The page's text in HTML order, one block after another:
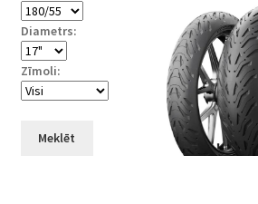
Diametrs:
Zīmoli:
Meklēt